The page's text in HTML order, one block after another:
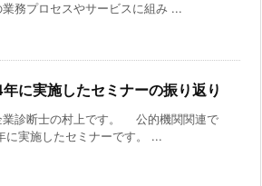
業務プロセスやサービスに組み ...
に実施したセミナーの振り返り
業診断士の村上です。 公的機関関連で
に実施したセミナーです。 ...